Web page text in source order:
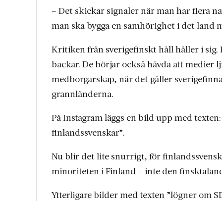
– Det skickar signaler när man har flera
man ska bygga en samhörighet i det land
Kritiken från sverigefinskt håll håller i
backar. De börjar också hävda att
medborgarskap, när det gäller
grannländerna.
På Instagram läggs en bild upp med
finlandssvenskar”.
Nu blir det lite snurrigt, för
minoriteten i Finland – inte den
Ytterligare bilder med texten ”lögner om